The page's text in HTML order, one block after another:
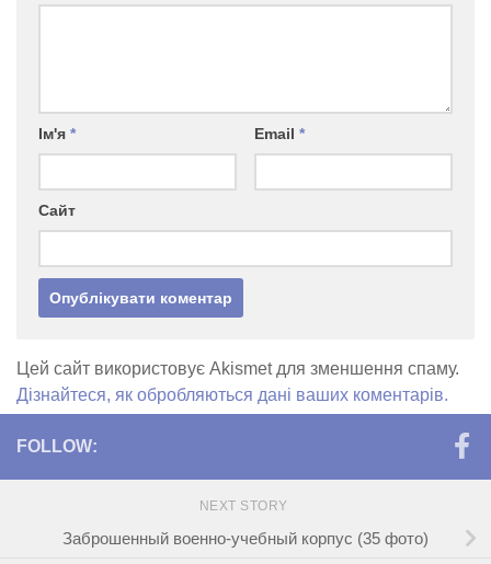
Ім'я * Email *
Сайт
Цей сайт використовує Akismet для зменшення спаму.
Дізнайтеся, як обробляються дані ваших коментарів.
FOLLOW:
NEXT STORY
Заброшенный военно-учебный корпус (35 фото)